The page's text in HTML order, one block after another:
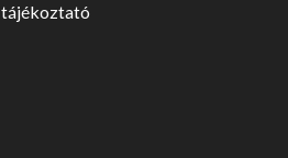
tájékoztató